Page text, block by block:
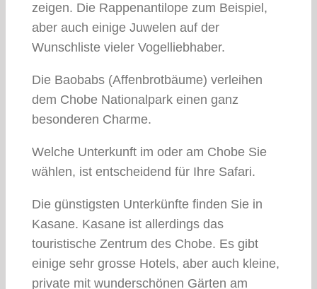
zeigen. Die Rappenantilope zum Beispiel,
aber auch einige Juwelen auf der
Wunschliste vieler Vogelliebhaber.
Die Baobabs (Affenbrotbäume) verleihen
dem Chobe Nationalpark einen ganz
besonderen Charme.
Welche Unterkunft im oder am Chobe Sie
wählen, ist entscheidend für Ihre Safari.
Die günstigsten Unterkünfte finden Sie in
Kasane. Kasane ist allerdings das
touristische Zentrum des Chobe. Es gibt
einige sehr grosse Hotels, aber auch kleine,
private mit wunderschönen Gärten am